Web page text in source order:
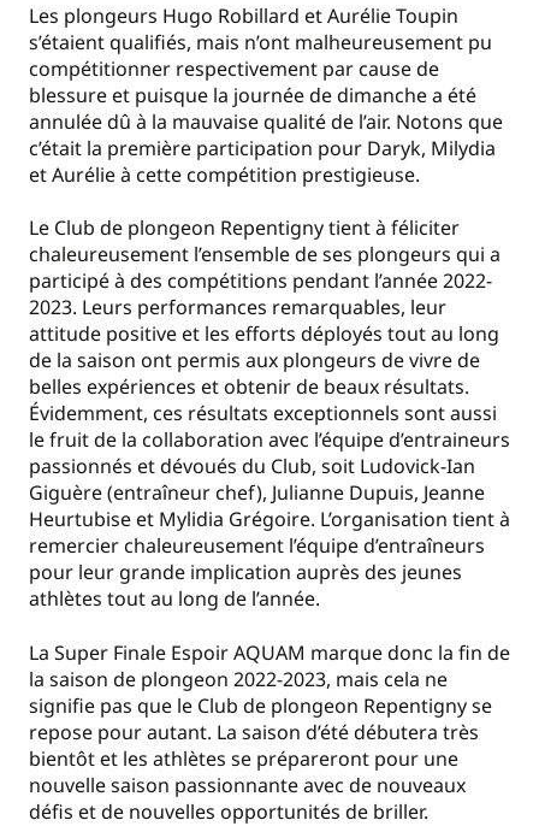
Les plongeurs Hugo Robillard et Aurélie Toupin
s’étaient qualifiés, mais n’ont malheureusement pu
compétitionner respectivement par cause de
blessure et puisque la journée de dimanche a été
annulée dû à la mauvaise qualité de l’air. Notons que
c’était la première participation pour Daryk, Milydia
et Aurélie à cette compétition prestigieuse.
Le Club de plongeon Repentigny tient à féliciter
chaleureusement l’ensemble de ses plongeurs qui a
participé à des compétitions pendant l’année 2022-
2023. Leurs performances remarquables, leur
attitude positive et les efforts déployés tout au long
de la saison ont permis aux plongeurs de vivre de
belles expériences et obtenir de beaux résultats.
Évidemment, ces résultats exceptionnels sont aussi
le fruit de la collaboration avec l’équipe d’entraineurs
passionnés et dévoués du Club, soit Ludovick-Ian
Giguère (entraîneur chef), Julianne Dupuis, Jeanne
Heurtubise et Mylidia Grégoire. L’organisation tient à
remercier chaleureusement l’équipe d’entraîneurs
pour leur grande implication auprès des jeunes
athlètes tout au long de l’année.
La Super Finale Espoir AQUAM marque donc la fin de
la saison de plongeon 2022-2023, mais cela ne
signifie pas que le Club de plongeon Repentigny se
repose pour autant. La saison d’été débutera très
bientôt et les athlètes se prépareront pour une
nouvelle saison passionnante avec de nouveaux
défis et de nouvelles opportunités de briller.